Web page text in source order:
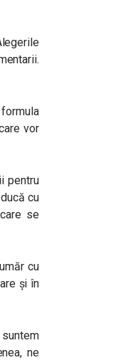
vor
pentru
cu
se
cu
și în
ne